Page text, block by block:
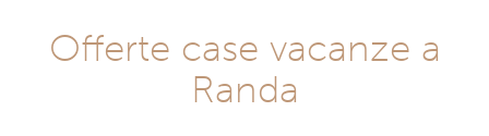
Offerte case vacanze a
Randa